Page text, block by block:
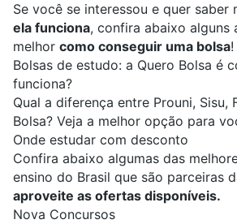
Se você se interessou e quer saber
ela funciona, confira abaixo alguns
melhor como conseguir uma bolsa!
Bolsas de estudo: a Quero Bolsa é
funciona?
Qual a diferença entre Prouni, Sisu,
Bolsa? Veja a melhor opção para
Onde estudar com desconto
Confira abaixo algumas das
ensino do Brasil que são parceiras
aproveite as ofertas disponíveis.
Nova Concursos